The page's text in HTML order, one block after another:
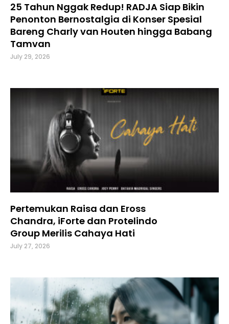
25 Tahun Nggak Redup! RADJA Siap Bikin
Penonton Bernostalgia di Konser Spesial
Bareng Charly van Houten hingga Babang
Tamvan
July 29, 2026
Pertemukan Raisa dan Eross
Chandra, iForte dan Protelindo
Group Merilis Cahaya Hati
July 27, 2026